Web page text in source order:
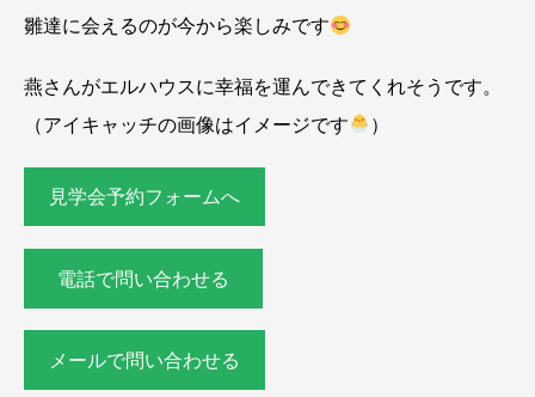
雛達に会えるのが今から楽しみです
燕さんがエルハウスに幸福を運んできてくれそうです。
（アイキャッチの画像はイメージです
）
見学会予約フォームへ
電話で問い合わせる
メールで問い合わせる